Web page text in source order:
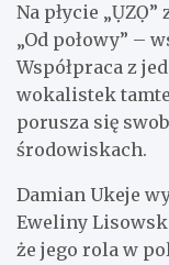
Na płycie
„Od połowy” –
Współpraca z
wokalistek
porusza się
środowiskach.
Damian Ukeje
Eweliny
że jego rola w